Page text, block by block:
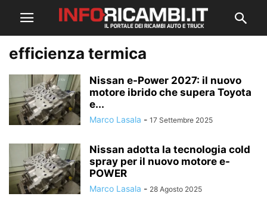
efficienza termica
Nissan e-Power 2027: il nuovo
motore ibrido che supera Toyota
e...
Marco Lasala - 17 Settembre 2025
Nissan adotta la tecnologia cold
spray per il nuovo motore e-
POWER
Marco Lasala - 28 Agosto 2025